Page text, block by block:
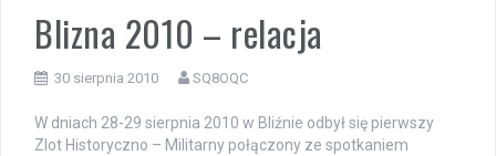
Blizna 2010 – relacja
30 sierpnia 2010 SQ8OQC
W dniach 28-29 sierpnia 2010 w Bliźnie odbył się pierwszy
Zlot Historyczno – Militarny połączony ze spotkaniem